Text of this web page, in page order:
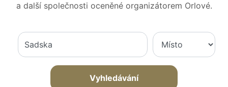
a další společnosti oceněné organizátorem Orlové.
Vyhledávání